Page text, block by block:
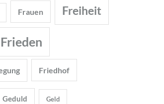
Frauen Freiheit
Frieden
Friedhof
Geduld Geld